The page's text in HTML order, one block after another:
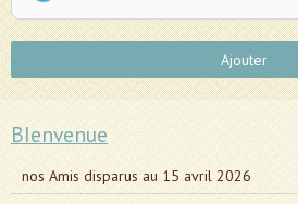
Ajouter
BIenvenue
nos Amis disparus au 15 avril 2026